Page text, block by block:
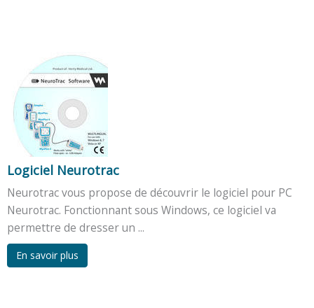
Logiciel Neurotrac
Neurotrac vous propose de découvrir le logiciel pour PC
Neurotrac. Fonctionnant sous Windows, ce logiciel va
permettre de dresser un ...
En savoir plus